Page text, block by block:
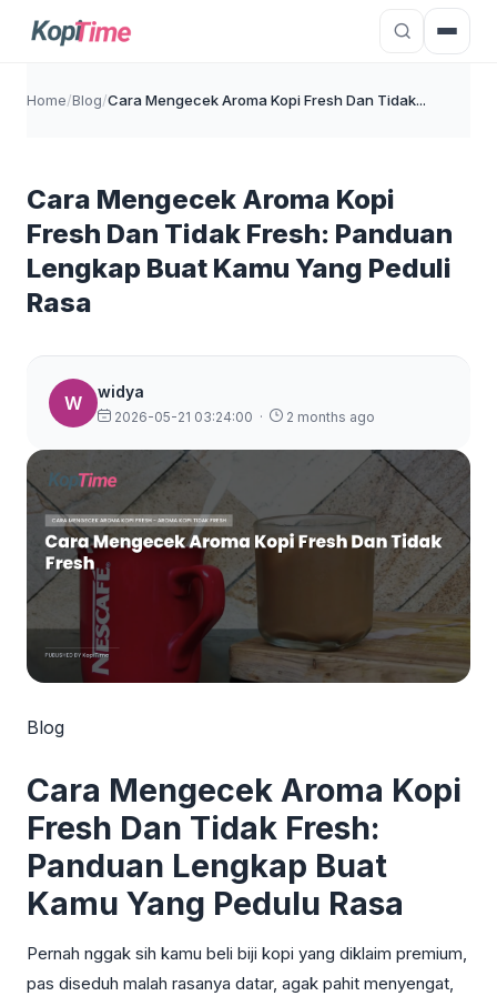
Home/Blog/Cara Mengecek Aroma Kopi Fresh Dan Tidak...
Cara Mengecek Aroma Kopi
Fresh Dan Tidak Fresh: Panduan
Lengkap Buat Kamu Yang Peduli
Rasa
W
widya
2026-05-21 03:24:00 · 2 months ago
Blog
Cara Mengecek Aroma Kopi
Fresh Dan Tidak Fresh:
Panduan Lengkap Buat
Kamu Yang Pedulu Rasa
Pernah nggak sih kamu beli biji kopi yang diklaim premium,
pas diseduh malah rasanya datar, agak pahit menyengat,